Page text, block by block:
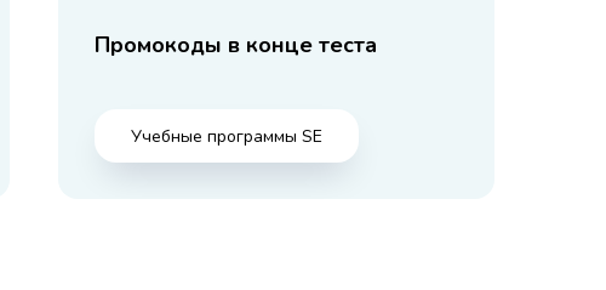
Промокоды в конце теста
Учебные программы SE